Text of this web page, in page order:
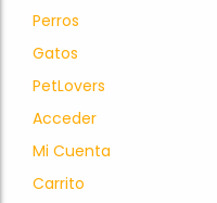
Perros
Gatos
PetLovers
Acceder
Mi Cuenta
Carrito